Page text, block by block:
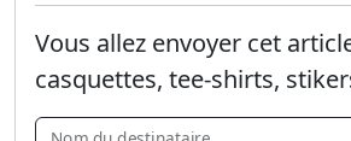
Vous allez envoyer cet
casquettes, tee-shirts,